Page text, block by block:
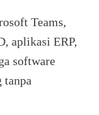
Teams,
aplikasi ERP,
software
tanpa